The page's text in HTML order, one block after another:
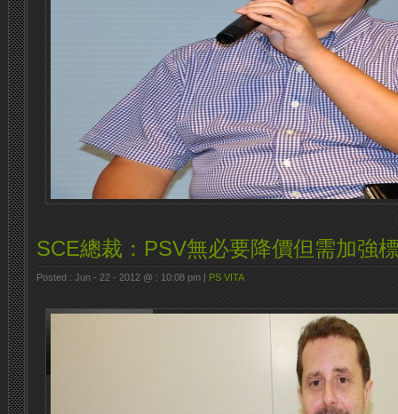
SCE總裁：PSV無必要降價但需加強
Posted : Jun - 22 - 2012 @ : 10:08 pm | PS VITA